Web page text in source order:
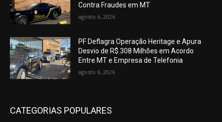
Contra Fraudes em MT
agosto 6, 2026
PF Deflagra Operação Heritage e Apura
Desvio de R$ 308 Milhões em Acordo
Entre MT e Empresa de Telefonia
agosto 6, 2026
CATEGORIAS POPULARES